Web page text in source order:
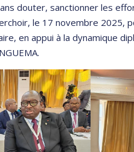
douter, sanctionner les
le 17 novembre 2025,
en appui à la dynamique